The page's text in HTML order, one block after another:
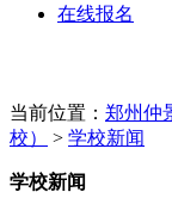
在线报名
当前位置： 郑州仲
校）
> 学校新闻
学校新闻